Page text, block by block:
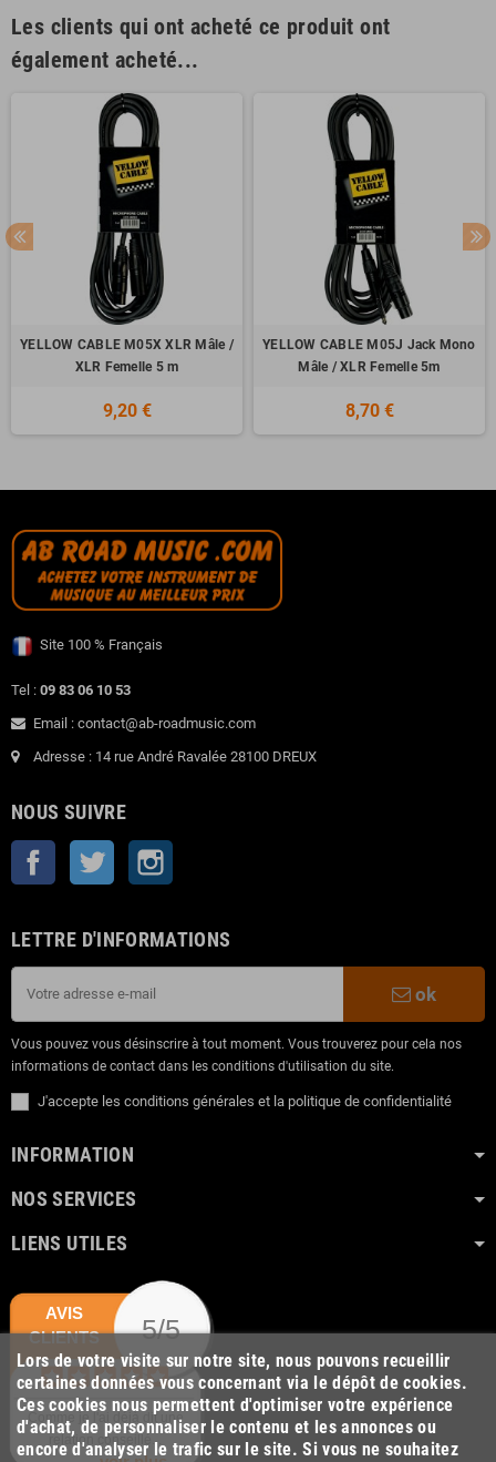
Les clients qui ont acheté ce produit ont
également acheté...
YELLOW CABLE M05X XLR Mâle /
XLR Femelle 5 m
9,20 €
YELLOW CABLE M05J Jack Mono
Mâle / XLR Femelle 5m
8,70 €
Site 100 % Français
Tel : 09 83 06 10 53
Email : contact@ab-roadmusic.com
Adresse : 14 rue André Ravalée 28100 DREUX
NOUS SUIVRE
Facebook Twitter
LETTRE D'INFORMATIONS
ok
Vous pouvez vous désinscrire à tout moment. Vous trouverez pour cela nos
informations de contact dans les conditions d'utilisation du site.
J'accepte les conditions générales et la politique de confidentialité
INFORMATION
NOS SERVICES
LIENS UTILES
Lors de votre visite sur notre site, nous pouvons recueillir
certaines données vous concernant via le dépôt de cookies.
Ces cookies nous permettent d'optimiser votre expérience
d'achat, de personnaliser le contenu et les annonces ou
encore d'analyser le trafic sur le site. Si vous ne souhaitez
AVIS
CLIENTS
5/5
Comme je l'ai déjà dit une
relation conseillé...